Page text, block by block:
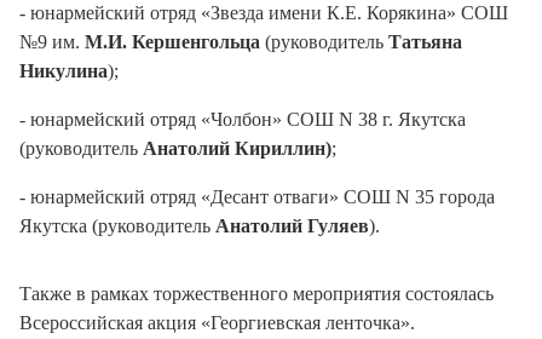
- юнармейский отряд «Звезда имени К.Е. Корякина» СОШ
№9 им. М.И. Кершенгольца (руководитель Татьяна
Никулина);
- юнармейский отряд «Чолбон» СОШ N 38 г. Якутска
(руководитель Анатолий Кириллин);
- юнармейский отряд «Десант отваги» СОШ N 35 города
Якутска (руководитель Анатолий Гуляев).
Также в рамках торжественного мероприятия состоялась
Всероссийская акция «Георгиевская ленточка».